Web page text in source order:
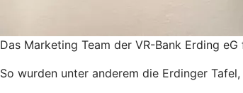
Das Marketing Team der VR-Bank Erding
So wurden unter anderem die Erdinger